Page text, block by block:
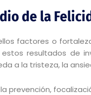
de la
factores o
resultados de
a la tristeza, la